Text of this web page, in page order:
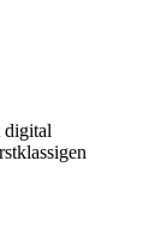
digital